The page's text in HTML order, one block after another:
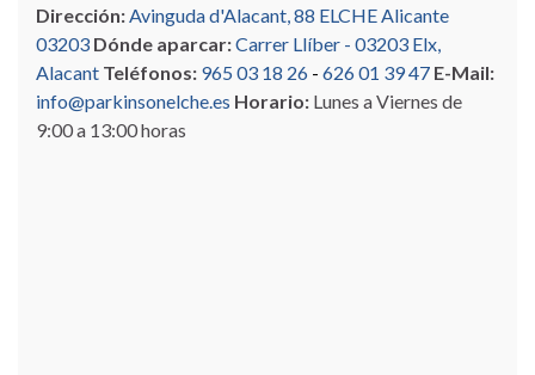
Dirección:Avinguda d'Alacant, 88 ELCHE Alicante
03203 Dónde aparcar:Carrer Llíber - 03203 Elx,
Alacant Teléfonos: 965 03 18 26 - 626 01 39 47 E-Mail:
info@parkinsonelche.es Horario: Lunes a Viernes de
9:00 a 13:00 horas